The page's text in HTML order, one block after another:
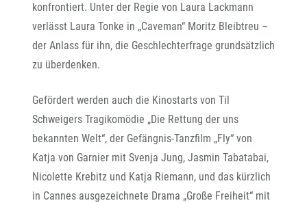
konfrontiert. Unter der Regie von Laura Lackmann
verlässt Laura Tonke in „Caveman“ Moritz Bleibtreu –
der Anlass für ihn, die Geschlechterfrage grundsätzlich
zu überdenken.
Gefördert werden auch die Kinostarts von Til
Schweigers Tragikomödie „Die Rettung der uns
bekannten Welt“, der Gefängnis-Tanzfilm „Fly“ von
Katja von Garnier mit Svenja Jung, Jasmin Tabatabai,
Nicolette Krebitz und Katja Riemann, und das kürzlich
in Cannes ausgezeichnete Drama „Große Freiheit“ mit